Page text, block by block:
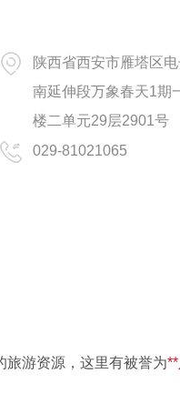
陕西省西安市雁塔区
南延伸段万象春天1期
楼二单元29层2901号
029-81021065
旅游资源，这里有被誉为